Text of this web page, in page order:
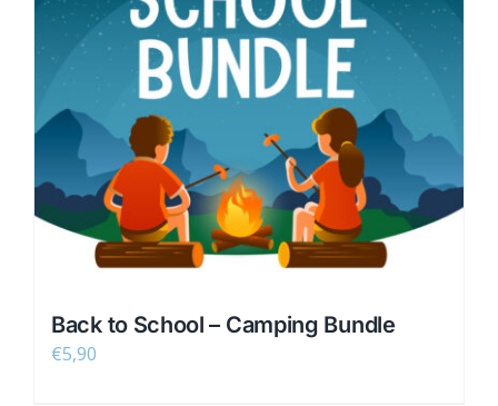
Back to School – Camping Bundle
€5,90